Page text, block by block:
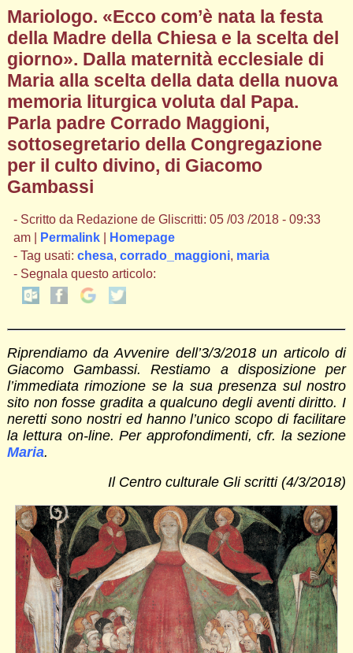
Mariologo. «Ecco com’è nata la festa
della Madre della Chiesa e la scelta del
giorno». Dalla maternità ecclesiale di
Maria alla scelta della data della nuova
memoria liturgica voluta dal Papa.
Parla padre Corrado Maggioni,
sottosegretario della Congregazione
per il culto divino, di Giacomo
Gambassi
- Scritto da Redazione de Gliscritti: 05 /03 /2018 - 09:33
am |
Permalink|
Homepage
- Tag usati: chesa, corrado_maggioni, maria
- Segnala questo articolo:
Riprendiamo da Avvenire dell’3/3/2018 un articolo di
Giacomo Gambassi. Restiamo a disposizione per
l’immediata rimozione se la sua presenza sul nostro
sito non fosse gradita a qualcuno degli aventi diritto. I
neretti sono nostri ed hanno l’unico scopo di facilitare
la lettura on-line. Per approfondimenti, cfr. la sezione
Maria.
Il Centro culturale Gli scritti (4/3/2018)